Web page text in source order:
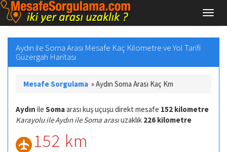
Aydın ile Soma Arası Mesafe Kaç Kilometre ve Yol Tarifi
Güzergah Haritası
Mesafe Sorgulama »Aydın Soma Arası Kaç Km
Aydın ile Somaarası kuş uçuşu direkt mesafe 152 kilometre
Karayolu ile Aydın ile Soma arasıuzaklık 226 kilometre
152 km